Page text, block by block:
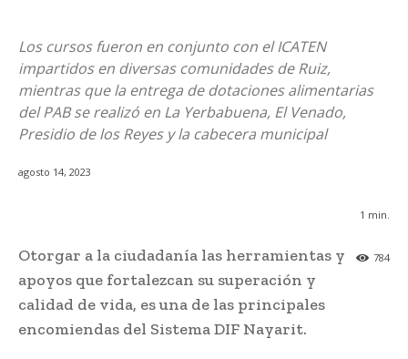
Los cursos fueron en conjunto con el ICATEN
impartidos en diversas comunidades de Ruiz,
mientras que la entrega de dotaciones alimentarias
del PAB se realizó en La Yerbabuena, El Venado,
Presidio de los Reyes y la cabecera municipal
agosto 14, 2023
1 min.
784
Otorgar a la ciudadanía las herramientas y
apoyos que fortalezcan su superación y
calidad de vida, es una de las principales
encomiendas del Sistema DIF Nayarit.